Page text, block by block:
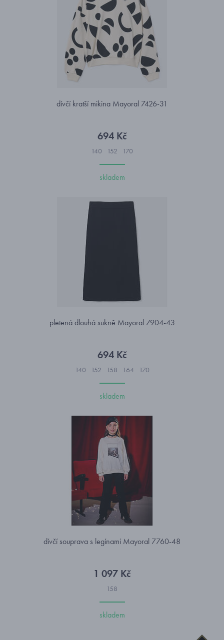
dívčí kratší mikina Mayoral 7426-31
694 Kč
140 152 170
skladem
pletená dlouhá sukně Mayoral 7904-43
694 Kč
140 152 158 164 170
skladem
dívčí souprava s legínami Mayoral 7760-48
1 097 Kč
158
skladem